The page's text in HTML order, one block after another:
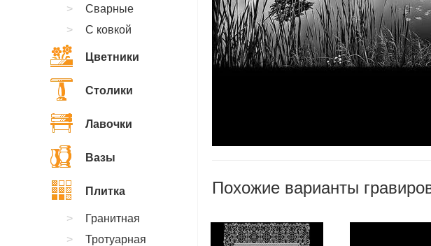
Похожие варианты
Сварные
С ковкой
Цветники
Столики
Лавочки
Вазы
Плитка
Гранитная
Тротуарная